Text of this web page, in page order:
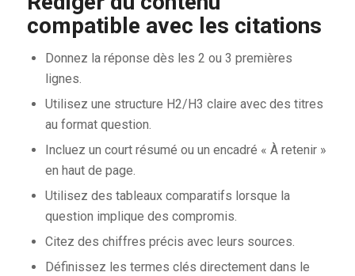
compatible avec les citations
Donnez la réponse dès les 2 ou 3 premières
lignes.
Utilisez une structure H2/H3 claire avec des titres
au format question.
Incluez un court résumé ou un encadré « À retenir »
en haut de page.
Utilisez des tableaux comparatifs lorsque la
question implique des compromis.
Citez des chiffres précis avec leurs sources.
Définissez les termes clés directement dans le